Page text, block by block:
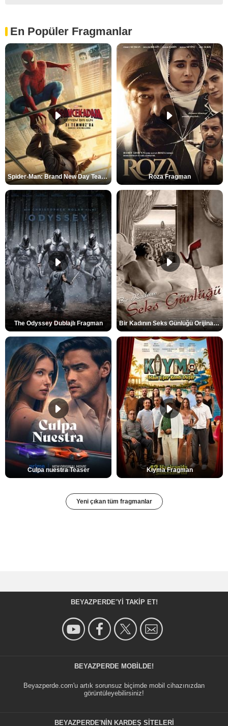
En Popüler Fragmanlar
Spider-Man: Brand New Day Teaser Roza Fragman
The Odyssey Dublajlı Fragman Bir Kadının Seks Günlüğü Orijinal Fragman
Culpa nuestra Teaser Kıyma Fragman
Yeni çıkan tüm fragmanlar
BEYAZPERDE'YI TAKIP ET!
BEYAZPERDE MOBILDE!
Beyazperde.com'u artık sorunsuz biçimde mobil cihazınızdan
görüntüleyebilirsiniz!
BEYAZPERDE'NIN KARDEŞ SİTELERİ